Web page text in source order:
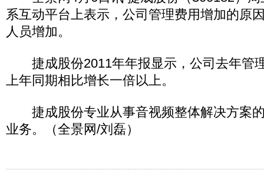
系互动平台上表示，公司管理费用增加的原
人员增加。
捷成股份2011年年报显示，公司去年管
上年同期相比增长一倍以上。
捷成股份专业从事音视频整体解决方案
业务。（全景网/刘磊）